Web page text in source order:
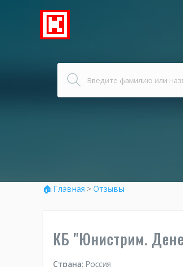
🏠 Главная >Отзывы
КБ "Юнистрим.
Страна: Россия